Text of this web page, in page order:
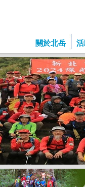
關於北岳